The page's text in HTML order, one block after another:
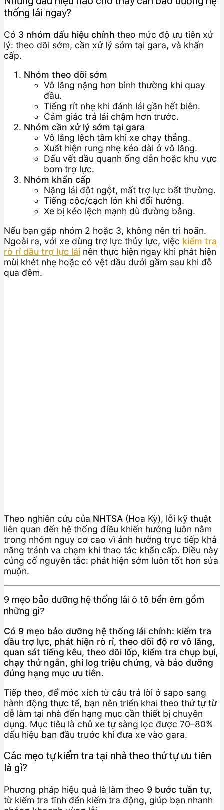
thống lái ngay?
Có 3 nhóm dấu hiệu chính theo mức độ ưu tiên xử
lý: theo dõi sớm, cần xử lý sớm tại gara, và khẩn
cấp.
Nhóm theo dõi sớm
Vô lăng nặng hơn bình thường khi quay
đầu.
Tiếng rít nhẹ khi đánh lái gần hết biên.
Cảm giác trả lái chậm hơn trước.
Nhóm cần xử lý sớm tại gara
Vô lăng lệch tâm khi xe chạy thẳng.
Xuất hiện rung nhẹ kéo dài ở vô lăng.
Dấu vết dầu quanh ống dẫn hoặc khu vực
bơm trợ lực.
Nhóm khẩn cấp
Nặng lái đột ngột, mất trợ lực bất thường.
Tiếng cộc/cạch lớn khi đổi hướng.
Xe bị kéo lệch mạnh dù đường bằng.
Nếu bạn gặp nhóm 2 hoặc 3, không nên trì hoãn.
Ngoài ra, với xe dùng trợ lực thủy lực, việc kiểm tra
rò rỉ dầu trợ lực lái nên thực hiện ngay khi phát hiện
mùi khét nhẹ hoặc có vệt dầu dưới gầm sau khi đỗ
qua đêm.
Theo nghiên cứu của NHTSA (Hoa Kỳ), lỗi kỹ thuật
liên quan đến hệ thống điều khiển hướng luôn nằm
trong nhóm nguy cơ cao vì ảnh hưởng trực tiếp khả
năng tránh va chạm khi thao tác khẩn cấp. Điều này
củng cố nguyên tắc: phát hiện sớm luôn tốt hơn sửa
muộn.
9 mẹo bảo dưỡng hệ thống lái ô tô bền êm gồm
những gì?
Có 9 mẹo bảo dưỡng hệ thống lái chính: kiểm tra
dầu trợ lực, phát hiện rò rỉ, theo dõi độ rơ vô lăng,
quan sát tiếng kêu, theo dõi lốp, kiểm tra chụp bụi,
chạy thử ngắn, ghi log triệu chứng, và bảo dưỡng
đúng hạng mục ưu tiên.
Tiếp theo, để móc xích từ câu trả lời ở sapo sang
hành động thực tế, bạn nên triển khai theo thứ tự từ
dễ làm tại nhà đến hạng mục cần thiết bị chuyên
dụng. Mục tiêu là chủ xe tự sàng lọc được 70–80%
dấu hiệu ban đầu trước khi đưa xe vào gara.
Các mẹo tự kiểm tra tại nhà theo thứ tự ưu tiên
là gì?
Phương pháp hiệu quả là làm theo 9 bước tuần tự,
từ kiểm tra tĩnh đến kiểm tra động, giúp bạn nhanh